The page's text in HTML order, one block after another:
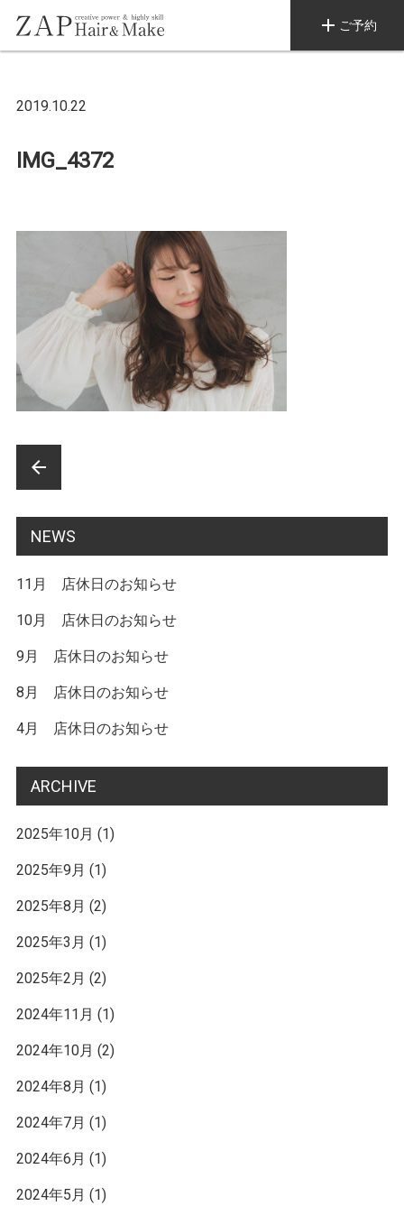
add ご予約
2019.10.22
IMG_4372
前
後
の
記
事
へ
の
リ
ン
arrow_back
NEWS
11月 店休日のお知らせ
10月 店休日のお知らせ
9月 店休日のお知らせ
8月 店休日のお知らせ
4月 店休日のお知らせ
ARCHIVE
2025年10月 (1)
2025年9月 (1)
2025年8月 (2)
2025年3月 (1)
2025年2月 (2)
2024年11月 (1)
2024年10月 (2)
2024年8月 (1)
2024年7月 (1)
2024年6月 (1)
2024年5月 (1)